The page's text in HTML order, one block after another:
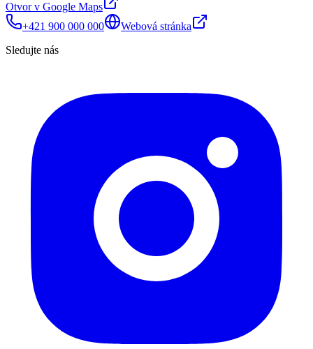
Otvor v Google Maps
+421 900 000 000
Webová stránka
Sledujte nás